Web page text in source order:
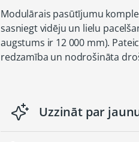
Modulārais pasūtījumu
sasniegt vidēju un lielu
augstums ir 12 000 mm).
redzamība un nodrošināta
Uzzināt par